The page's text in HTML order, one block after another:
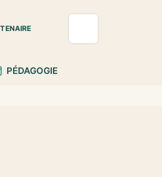
PÉDAGOGIE